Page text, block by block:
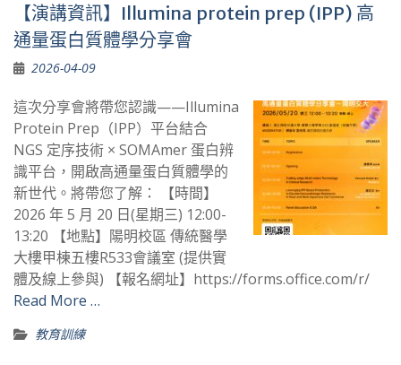
【演講資訊】Illumina protein prep (IPP) 高
通量蛋白質體學分享會
2026-04-09
這次分享會將帶您認識——Illumina
Protein Prep（IPP）平台結合
NGS 定序技術 × SOMAmer 蛋白辨
識平台，開啟高通量蛋白質體學的
新世代。將帶您了解： 【時間】
2026 年 5 月 20 日(星期三) 12:00-
13:20 【地點】陽明校區 傳統醫學
大樓甲棟五樓R533會議室 (提供實
體及線上參與) 【報名網址】https://forms.office.com/r/
Read More …
教育訓練